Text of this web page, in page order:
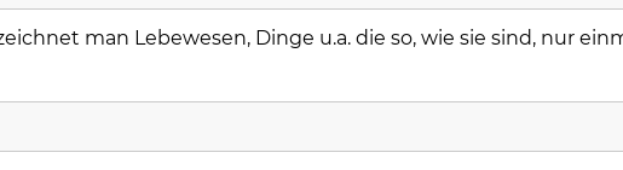
man Lebewesen, Dinge u.a. die so, wie sie sind, nur